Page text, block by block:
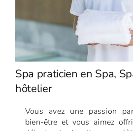
Spa praticien en Spa,
hôtelier
Vous avez une passion
bien-être et vous aimez